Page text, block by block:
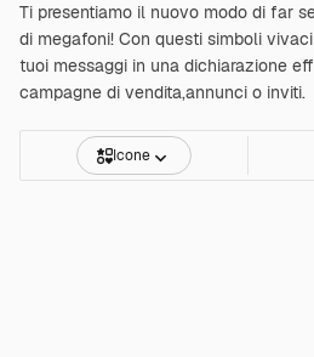
Ti presentiamo il nuovo modo di far
di megafoni! Con questi simboli
tuoi messaggi in una dichiarazione
campagne di vendita,annunci o inviti.
Icone